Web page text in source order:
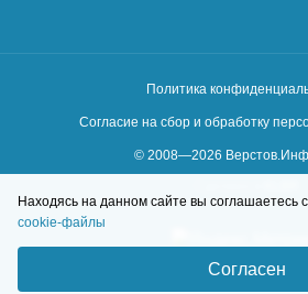
Политика
Согласие на сбор и обработку
© 2008—2026
Находясь на данном сайте вы соглашаетесь
cookie-файлы
Согласен